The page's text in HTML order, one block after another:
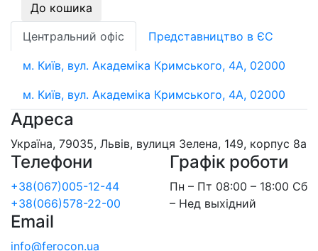
До кошика
Центральний офіс
Представництво в ЄС
м. Київ, вул. Академіка Кримського, 4А, 02000
м. Київ, вул. Академіка Кримського, 4А, 02000
Адреса
Україна, 79035, Львів, вулиця Зелена, 149, корпус 8а
Телефони
+38(067)005-12-44
+38(066)578-22-00
Графік роботи
Пн – Пт 08:00 – 18:00 Сб
– Нед выхідний
Email
info@ferocon.ua